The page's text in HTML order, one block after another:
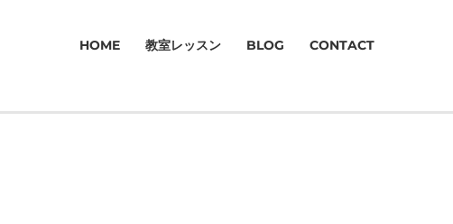
HOME 教室レッスン BLOG CONTACT